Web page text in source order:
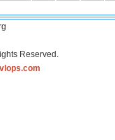
Reserved.